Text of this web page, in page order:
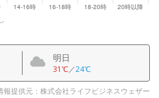
明日
31℃／24℃
報提供元：株式会社ライフビジネスウェザー